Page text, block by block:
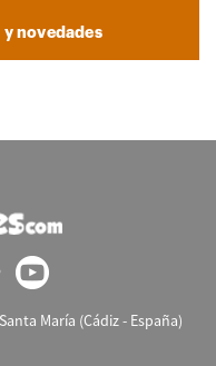
y novedades
María (Cádiz - España)